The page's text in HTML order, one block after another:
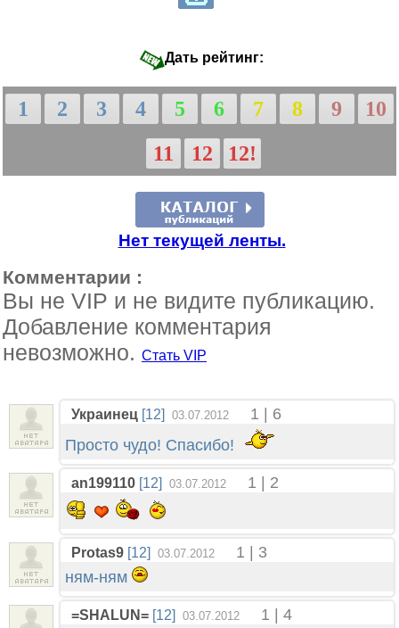
Дать рейтинг:
1 2 3 4 5 6 7 8 9
10
11
12 12!
Нет текущей ленты.
Комментарии :
Вы не VIP и не видите публикацию.
Добавление комментария
невозможно. Стать VIP
Украинец [12] 03.07.2012
1 | 6
Просто чудо! Спасибо!
an199110 [12] 03.07.2012 1 | 2
Protas9 [12] 03.07.2012
1 | 3
ням-ням
=SHALUN= [12] 03.07.2012
1 | 4